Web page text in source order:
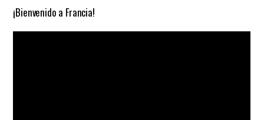
¡Bienvenido a Francia!